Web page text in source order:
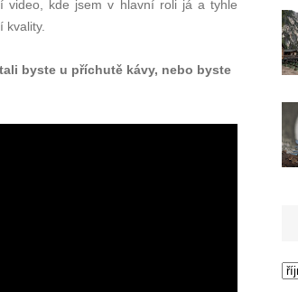
video, kde jsem v hlavní roli já a tyhle
kvality.
byste u příchutě kávy, nebo byste